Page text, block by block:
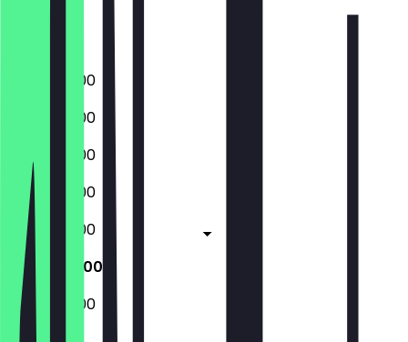
06:30 - 18:00
06:30 - 18:00
06:30 - 18:00
06:30 - 18:00
06:30 - 18:00
06:30 - 17:00
07:00 - 12:00